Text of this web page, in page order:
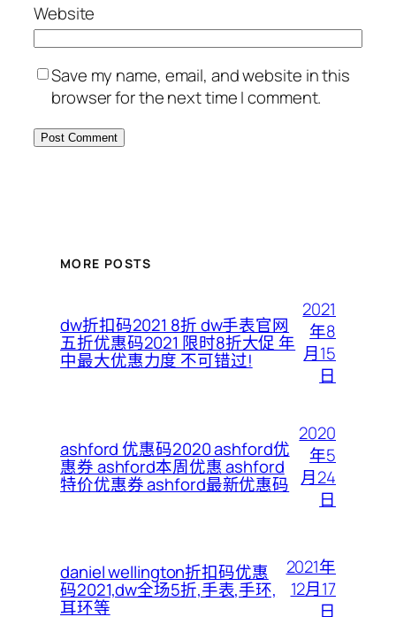
Website
Save my name, email, and website in this
browser for the next time I comment.
MORE POSTS
dw折扣码2021 8折 dw手表官网
五折优惠码2021 限时8折大促 年
中最大优惠力度 不可错过!
2021
年8
月15
日
ashford 优惠码2020 ashford优
惠券 ashford本周优惠 ashford
特价优惠券 ashford最新优惠码
2020
年5
月24
日
daniel wellington折扣码优惠
码2021,dw全场5折,手表,手环,
耳环等
2021年
12月17
日